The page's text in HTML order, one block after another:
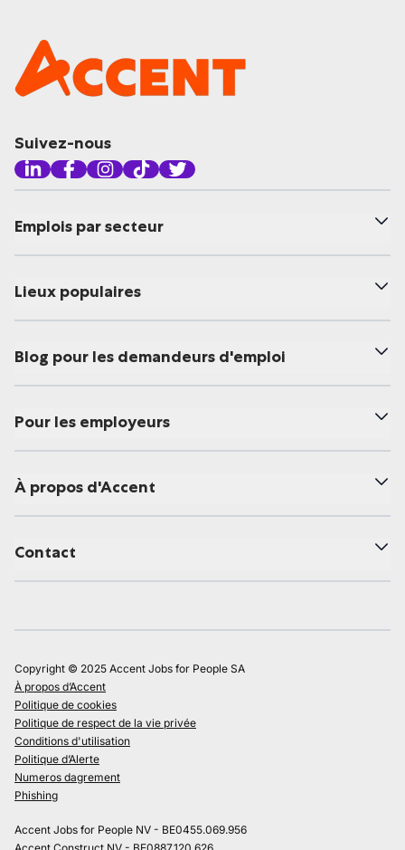
Suivez-nous
Emplois par secteur
Lieux populaires
Blog pour les demandeurs d'emploi
Pour les employeurs
À propos d'Accent
Contact
Copyright © 2025 Accent Jobs for People SA
À propos d’Accent
Politique de cookies
Politique de respect de la vie privée
Conditions d'utilisation
Politique d’Alerte
Numeros dagrement
Phishing
Accent Jobs for People NV - BE0455.069.956